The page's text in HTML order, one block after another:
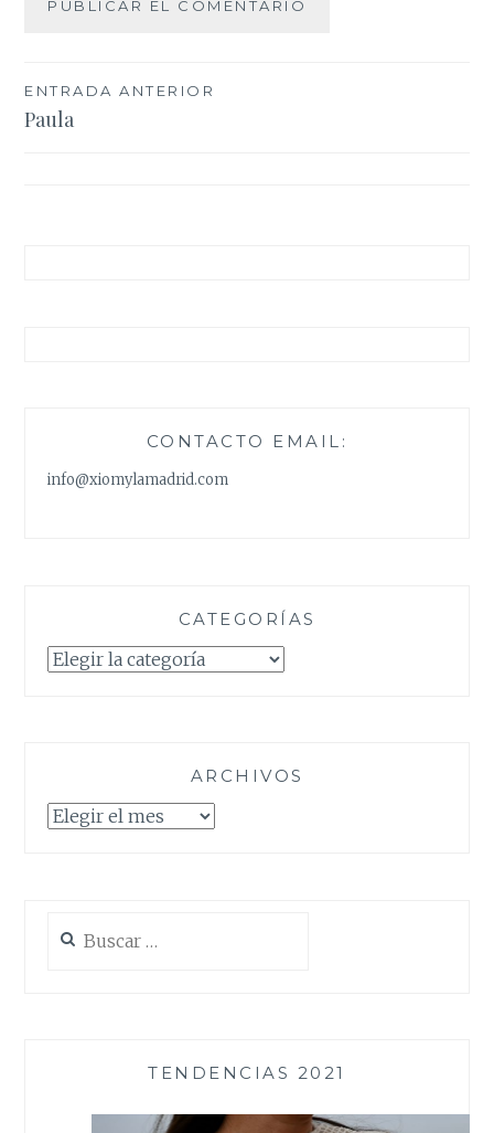
Navegación
de
ENTRADA ANTERIOR
Paula
CONTACTO EMAIL:
info@xiomylamadrid.com
CATEGORÍAS
Categorías
ARCHIVOS
Archivos
TENDENCIAS 2021